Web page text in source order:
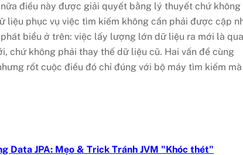
điều này được giải quyết bằng lý thuyết chứ không
liệu phục vụ việc tìm kiếm không cần phải được cập
biểu ở trên: việc lấy lượng lớn dữ liệu ra mới là
chứ không phải thay thế dữ liệu cũ. Hai vấn đề cùng
rốt cuộc điều đó chỉ đúng với bộ máy tìm kiếm mà
Data JPA: Mẹo & Trick Tránh JVM "Khóc thét"